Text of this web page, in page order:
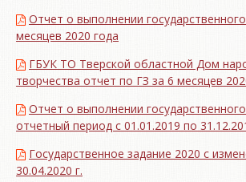
Отчет о выполнении
месяцев 2020 года
ГБУК ТО Тверской областной Дом
творчества отчет по ГЗ за 6 месяцев
Отчет о выполнении
отчетный период с 01.01.2019 по
Государственное задание 2020 с
30.04.2020 г.